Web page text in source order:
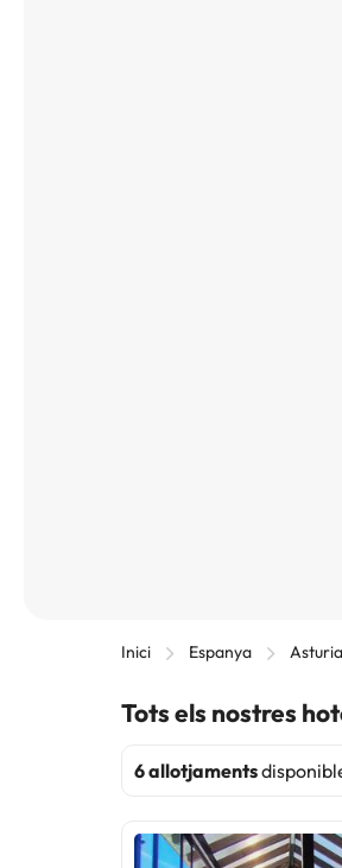
Inici Espanya
Tots els nostres
6 allotjaments